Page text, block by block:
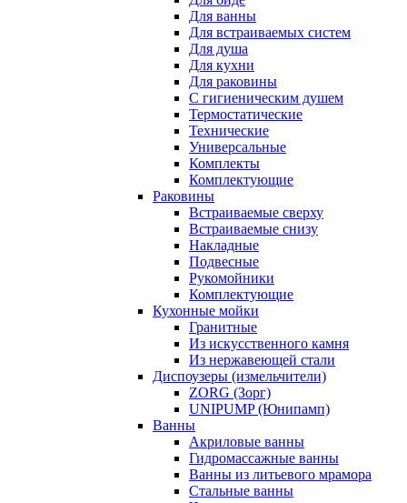
Для ванны
Для встраиваемых систем
Для душа
Для кухни
Для раковины
С гигиеническим душем
Термостатические
Технические
Универсальные
Комплекты
Комплектующие
Раковины
Встраиваемые сверху
Встраиваемые снизу
Накладные
Подвесные
Рукомойники
Комплектующие
Кухонные мойки
Гранитные
Из искусственного камня
Из нержавеющей стали
Диспоузеры (измельчители)
ZORG (Зорг)
UNIPUMP (Юнипамп)
Ванны
Акриловые ванны
Гидромассажные ванны
Ванны из литьевого мрамора
Стальные ванны